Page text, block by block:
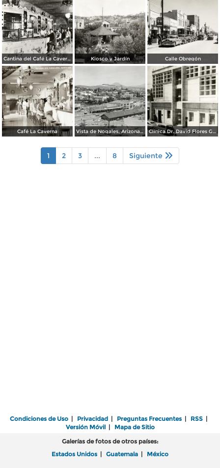
Cantina del Café La Caverna Kiosco y Jardín Calle Obregón
Café La Caverna Vista de Nogales, Arizona, desde Nogales, Sonora Clínica Dr. David Flores Guerra
1 2 3 ... 8 Siguiente
Condiciones de Uso | Privacidad | Preguntas Frecuentes | RSS |
Versión Móvil| Mapa de Sitio
Galerías de fotos de otros países:
Estados Unidos | Guatemala | México